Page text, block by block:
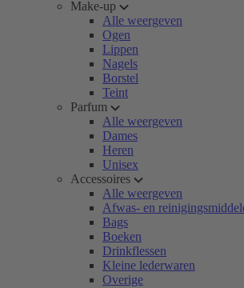
Make-up
Alle weergeven
Ogen
Lippen
Nagels
Borstel
Teint
Parfum
Alle weergeven
Dames
Heren
Unisex
Accessoires
Alle weergeven
Afwas- en
Bags
Boeken
Drinkflessen
Kleine lederwaren
Overige